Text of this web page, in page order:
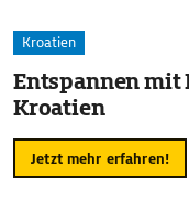
Kroatien
Entspannen mit
Kroatien
Jetzt mehr erfahren!